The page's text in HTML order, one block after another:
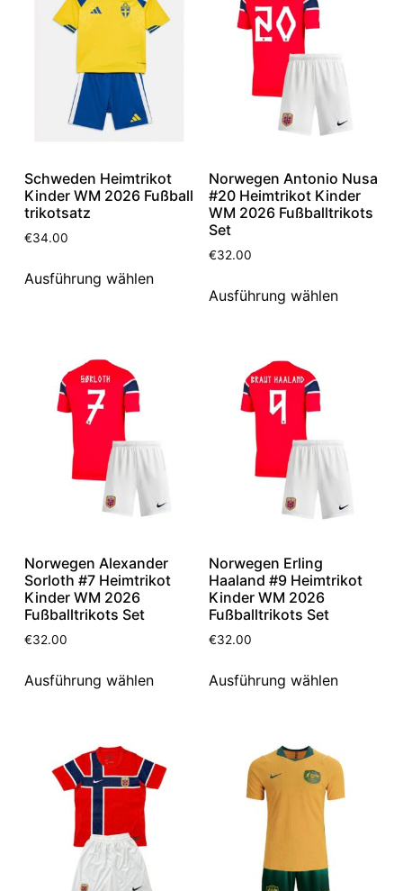
Schweden Heimtrikot
Kinder WM 2026 Fußball
trikotsatz
€34.00
Ausführung wählen
Norwegen Antonio Nusa
#20 Heimtrikot Kinder
WM 2026 Fußballtrikots
Set
€32.00
Ausführung wählen
Norwegen Alexander
Sorloth #7 Heimtrikot
Kinder WM 2026
Fußballtrikots Set
€32.00
Ausführung wählen
Norwegen Erling
Haaland #9 Heimtrikot
Kinder WM 2026
Fußballtrikots Set
€32.00
Ausführung wählen